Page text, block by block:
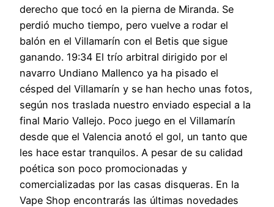
derecho que tocó en la pierna de Miranda. Se
perdió mucho tiempo, pero vuelve a rodar el
balón en el Villamarín con el Betis que sigue
ganando. 19:34 El trío arbitral dirigido por el
navarro Undiano Mallenco ya ha pisado el
césped del Villamarín y se han hecho unas fotos,
según nos traslada nuestro enviado especial a la
final Mario Vallejo. Poco juego en el Villamarín
desde que el Valencia anotó el gol, un tanto que
les hace estar tranquilos. A pesar de su calidad
poética son poco promocionadas y
comercializadas por las casas disqueras. En la
Vape Shop encontrarás las últimas novedades